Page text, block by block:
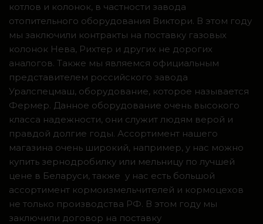
котлов и колонок, в частности завода
отопительного оборудования Виктори. В этом году
мы заключили контракты на поставку газовых
колонок Нева, Рихтер и других не дорогих
аналогов. Также мы являемся официальным
представителем российского завода
Уралспецмаш, оборудование, которое называется
Фермер. Данное оборудование очень высокого
класса надежности, они служит людям верой и
правдой долгие годы. Ассортимент нашего
магазина очень широкий, например, у нас можно
купить зернодробилку или мельницу по лучшей
цене в Беларуси, также у нас есть большой
ассортимент кормоизмельчителей и кормоцехов
не только производства РФ. В этом году мы
заключили договор на поставку